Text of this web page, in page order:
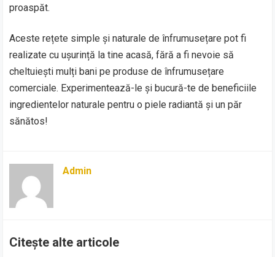
proaspăt.
Aceste rețete simple și naturale de înfrumusețare pot fi
realizate cu ușurință la tine acasă, fără a fi nevoie să
cheltuiești mulți bani pe produse de înfrumusețare
comerciale. Experimentează-le și bucură-te de beneficiile
ingredientelor naturale pentru o piele radiantă și un păr
sănătos!
Admin
Citește alte articole